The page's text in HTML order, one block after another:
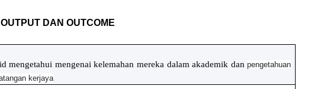
DAN OUTCOME
mengetahui mengenai kelemahan mereka dalam akademik danpengetahuan
kerjaya